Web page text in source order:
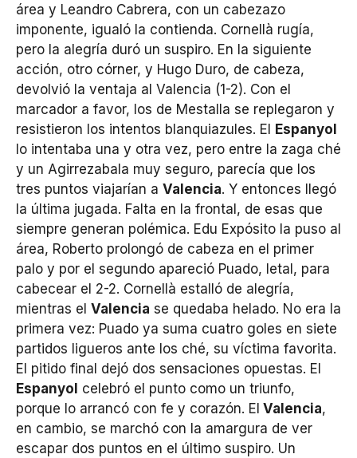
área y Leandro Cabrera, con un cabezazo
imponente, igualó la contienda. Cornellà rugía,
pero la alegría duró un suspiro. En la siguiente
acción, otro córner, y Hugo Duro, de cabeza,
devolvió la ventaja al Valencia (1-2). Con el
marcador a favor, los de Mestalla se replegaron y
resistieron los intentos blanquiazules. El Espanyol
lo intentaba una y otra vez, pero entre la zaga ché
y un Agirrezabala muy seguro, parecía que los
tres puntos viajarían a Valencia. Y entonces llegó
la última jugada. Falta en la frontal, de esas que
siempre generan polémica. Edu Expósito la puso al
área, Roberto prolongó de cabeza en el primer
palo y por el segundo apareció Puado, letal, para
cabecear el 2-2. Cornellà estalló de alegría,
mientras el Valencia se quedaba helado. No era la
primera vez: Puado ya suma cuatro goles en siete
partidos ligueros ante los ché, su víctima favorita.
El pitido final dejó dos sensaciones opuestas. El
Espanyol celebró el punto como un triunfo,
porque lo arrancó con fe y corazón. El Valencia,
en cambio, se marchó con la amargura de ver
escapar dos puntos en el último suspiro. Un